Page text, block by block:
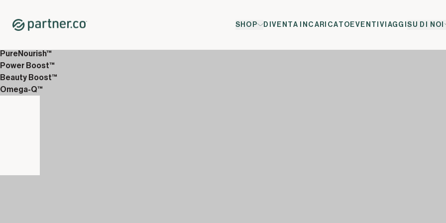
SHOP DIVENTA INCARICATO EVENTI VIAGGISU DI NOI
Shop
Supporto immunitario
PureNourish™
Power Boost™
Beauty Boost™
Omega-Q™